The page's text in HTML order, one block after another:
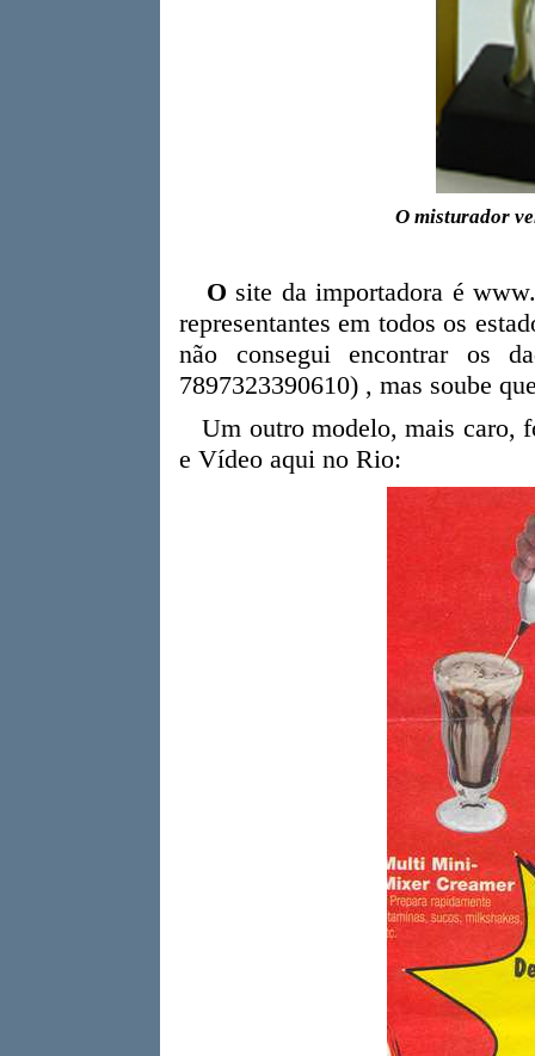
O misturador
O site da importadora é
representantes em todos os
não consegui encontrar os
7897323390610) , mas soube
Um outro modelo, mais caro,
e Vídeo aqui no Rio: